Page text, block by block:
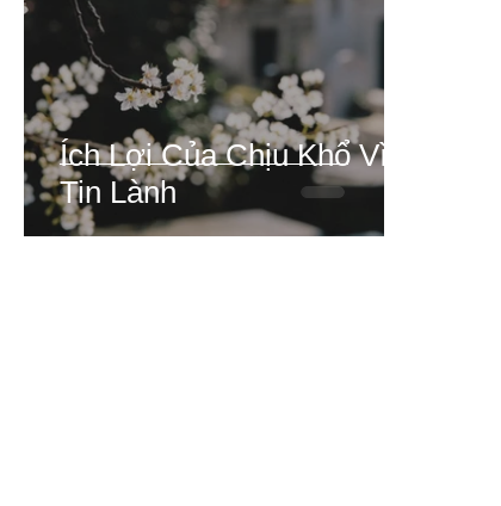
Ích Lợi Của Chịu Khổ Vì
Tin Lành